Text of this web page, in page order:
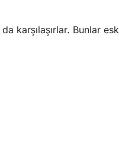
karşılaşırlar. Bunlar